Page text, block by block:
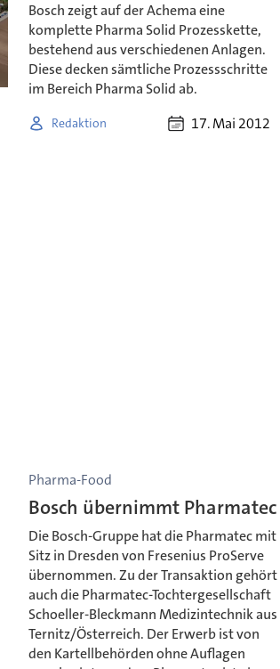
Bosch zeigt auf der Achema eine
komplette Pharma Solid Prozesskette,
bestehend aus verschiedenen Anlagen.
Diese decken sämtliche Prozessschritte
im Bereich Pharma Solid ab.
Redaktion 17. Mai 2012
Pharma-Food
Bosch übernimmt Pharmatec
Die Bosch-Gruppe hat die Pharmatec mit
Sitz in Dresden von Fresenius ProServe
übernommen. Zu der Transaktion gehört
auch die Pharmatec-Tochtergesellschaft
Schoeller-Bleckmann Medizintechnik aus
Ternitz/Österreich. Der Erwerb ist von
den Kartellbehörden ohne Auflagen